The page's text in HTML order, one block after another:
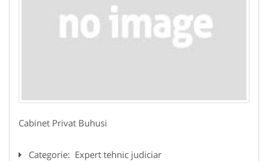
Cabinet Privat Buhusi
Categorie: Expert tehnic judiciar